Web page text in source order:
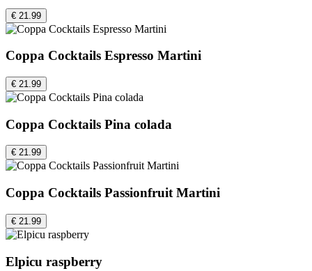
€ 21.99
Coppa Cocktails Espresso Martini
€ 21.99
Coppa Cocktails Pina colada
€ 21.99
Coppa Cocktails Passionfruit Martini
€ 21.99
Elpicu raspberry